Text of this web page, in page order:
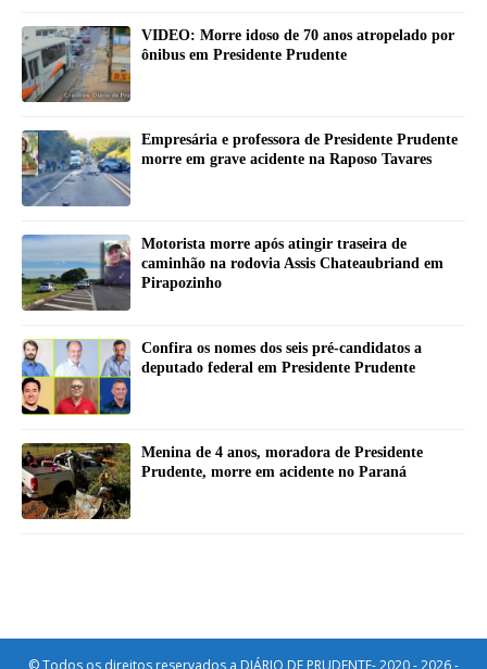
VIDEO: Morre idoso de 70 anos atropelado por
ônibus em Presidente Prudente
Empresária e professora de Presidente Prudente
morre em grave acidente na Raposo Tavares
Motorista morre após atingir traseira de
caminhão na rodovia Assis Chateaubriand em
Pirapozinho
Confira os nomes dos seis pré-candidatos a
deputado federal em Presidente Prudente
Menina de 4 anos, moradora de Presidente
Prudente, morre em acidente no Paraná
© Todos os direitos reservados a DIÁRIO DE PRUDENTE- 2020 - 2026 -